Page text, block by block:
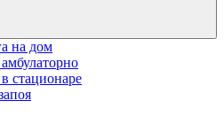
на дом
стационаре